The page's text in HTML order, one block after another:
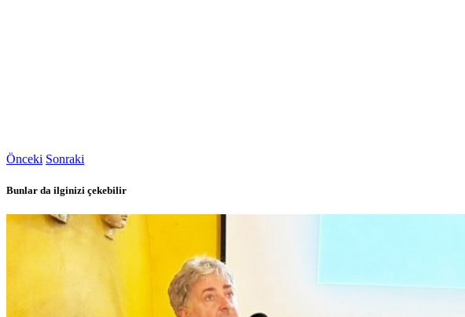
Önceki Sonraki
Bunlar da ilginizi çekebilir